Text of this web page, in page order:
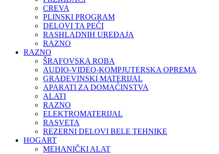
CREVA
PLINSKI PROGRAM
DELOVI TA PEĆI
RASHLADNIH UREĐAJA
RAZNO
RAZNO
ŠRAFOVSKA ROBA
AUDIO-VIDEO-KOMPJUTERSKA OPREMA
GRAĐEVINSKI MATERIJAL
APARATI ZA DOMAĆINSTVA
ALATI
RAZNO
ELEKTROMATERIJAL
RASVETA
REZERNI DELOVI BELE TEHNIKE
HOGART
MEHANIČKI ALAT